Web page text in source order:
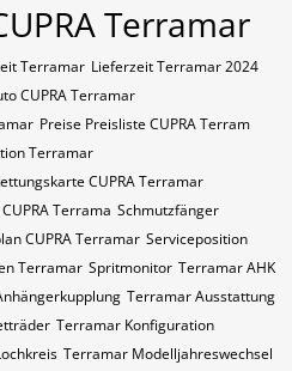
Terramar
Terramar Lieferzeit Terramar 2024
CUPRA Terramar
Preise Preisliste CUPRA Terram
Terramar
CUPRA Terramar
Terrama Schmutzfänger
CUPRA Terramar Serviceposition
Terramar Spritmonitor Terramar AHK
Terramar Ausstattung
Terramar Konfiguration
Terramar Modelljahreswechsel